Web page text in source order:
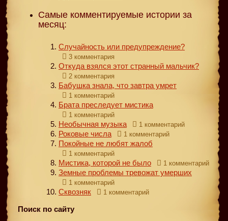
Самые комментируемые истории за
месяц:
Случайность или предупреждение?
3 комментария
Откуда взялся этот странный мальчик?
2 комментария
Бабушка знала, что завтра умрет
1 комментарий
Брата преследует мистика
1 комментарий
Необычная музыка 1 комментарий
Роковые числа 1 комментарий
Покойные не любят жалоб
1 комментарий
Мистика, которой не было 1 комментарий
Земные проблемы тревожат умерших
1 комментарий
Сквозняк 1 комментарий
Поиск по сайту